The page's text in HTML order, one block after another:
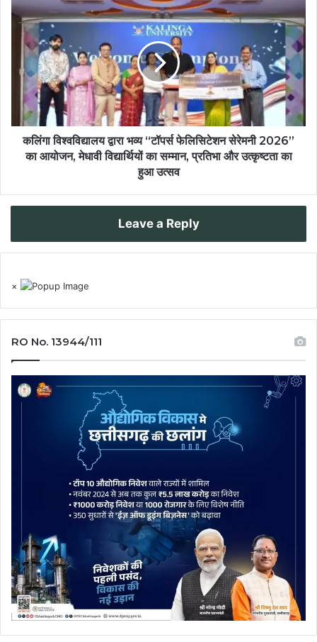
कलिंगा विश्वविद्यालय द्वारा भव्य “टॉपर्स फेलिसिटेशन सेरेमनी 2026”
का आयोजन, मेधावी विद्यार्थियों का सम्मान, प्रतिभा और उत्कृष्टता का
हुआ उत्सव
Leave a Reply
×
RO No. 13944/111